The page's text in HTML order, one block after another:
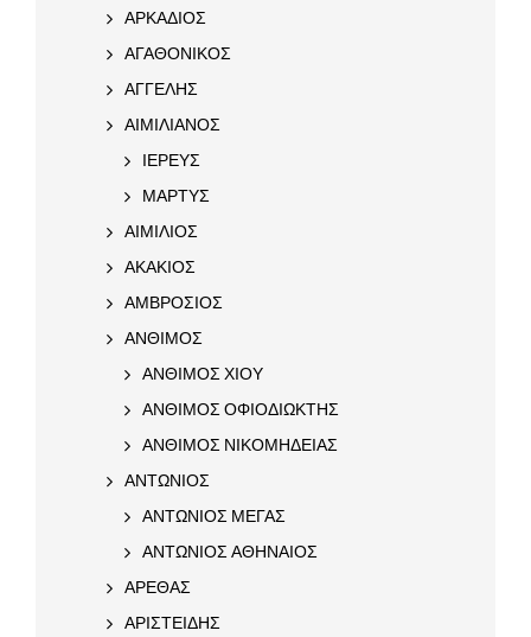
ΑΡΚΑΔΙΟΣ
ΑΓΑΘΟΝΙΚΟΣ
ΑΓΓΕΛΗΣ
ΑΙΜΙΛΙΑΝΟΣ
ΙΕΡΕΥΣ
ΜΑΡΤΥΣ
ΑΙΜΙΛΙΟΣ
ΑΚΑΚΙΟΣ
ΑΜΒΡΟΣΙΟΣ
ΑΝΘΙΜΟΣ
ΑΝΘΙΜΟΣ ΧΙΟΥ
ΑΝΘΙΜΟΣ ΟΦΙΟΔΙΩΚΤΗΣ
ΑΝΘΙΜΟΣ ΝΙΚΟΜΗΔΕΙΑΣ
ΑΝΤΩΝΙΟΣ
ΑΝΤΩΝΙΟΣ ΜΕΓΑΣ
ΑΝΤΩΝΙΟΣ ΑΘΗΝΑΙΟΣ
ΑΡΕΘΑΣ
ΑΡΙΣΤΕΙΔΗΣ